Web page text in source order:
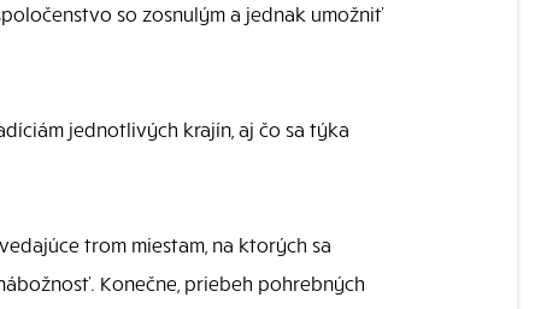
so zosnulým a jednak umožniť
jednotlivých krajín, aj čo sa týka
trom miestam, na ktorých sa
Konečne, priebeh pohrebných